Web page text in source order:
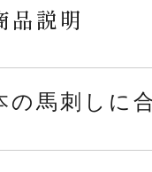
品説明
馬刺しに